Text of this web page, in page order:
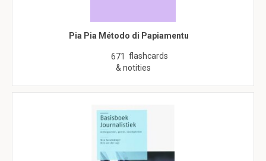
Pia Pia Método di Papiamentu
671 flashcards
& notities